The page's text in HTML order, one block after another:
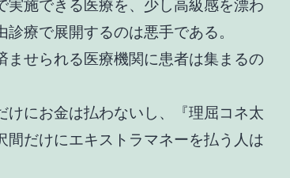
実施できる医療を、少し高級感を漂わ
療で展開するのは悪手である。
ませられる医療機関に患者は集まるの
けにお金は払わないし、『理屈コネ太
間だけにエキストラマネーを払う人は